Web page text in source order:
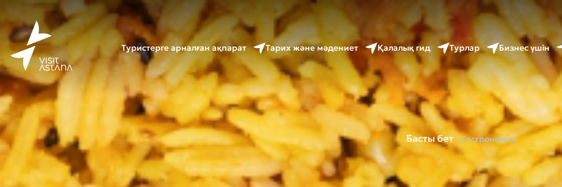
Туристерге арналған ақпарат Тарих және мәдениет Қалалық гид Турлар Бизнес үшін
Басты бет Гастрономия